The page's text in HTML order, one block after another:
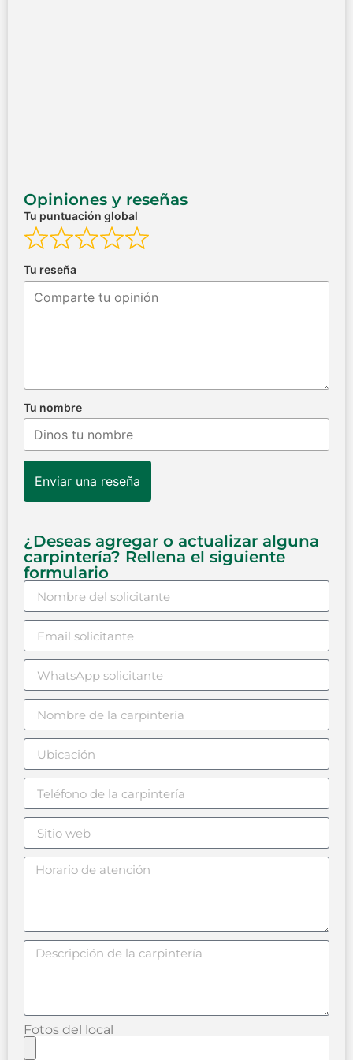
Opiniones y reseñas
Tu puntuación global
Tu reseña
Tu nombre
Enviar una reseña
¿Deseas agregar o actualizar alguna
carpintería? Rellena el siguiente
formulario
Fotos del local